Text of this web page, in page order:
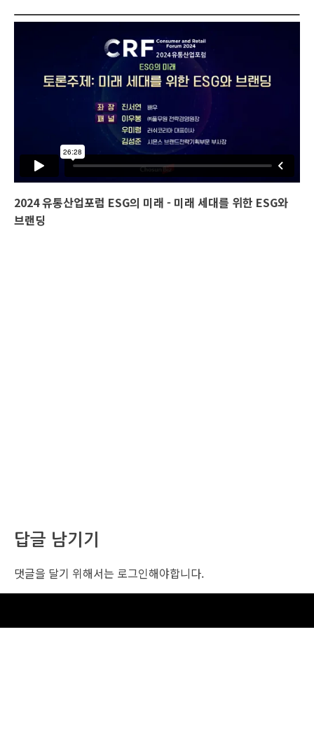
2024 유통산업포럼 ESG의 미래 - 미래 세대를 위한 ESG와
브랜딩
답글 남기기
댓글을 달기 위해서는 로그인해야합니다.